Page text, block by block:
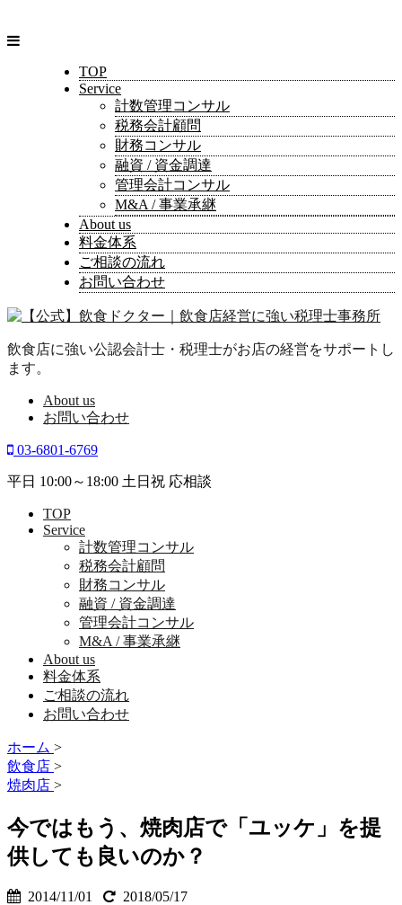
TOP
Service
計数管理コンサル
税務会計顧問
財務コンサル
融資 / 資金調達
管理会計コンサル
M&A / 事業承継
About us
料金体系
ご相談の流れ
お問い合わせ
飲食店に強い公認会計士・税理士がお店の経営をサポートし
ます。
About us
お問い合わせ
03-6801-6769
平日 10:00～18:00 土日祝 応相談
TOP
Service
計数管理コンサル
税務会計顧問
財務コンサル
融資 / 資金調達
管理会計コンサル
M&A / 事業承継
About us
料金体系
ご相談の流れ
お問い合わせ
ホーム >
飲食店 >
焼肉店 >
今ではもう、焼肉店で「ユッケ」を提
供しても良いのか？
2014/11/01 2018/05/17